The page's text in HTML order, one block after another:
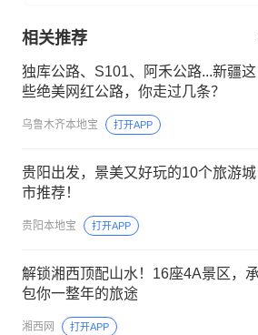
相关推荐
独库公路、S101、阿禾公路...新疆这
些绝美网红公路，你走过几条？
乌鲁木齐本地宝 打开APP
贵阳出发，景美又好玩的10个旅游城
市推荐！
贵阳本地宝 打开APP
解锁湘西顶配山水！16座4A景区，承
包你一整年的旅途
湘西网 打开APP